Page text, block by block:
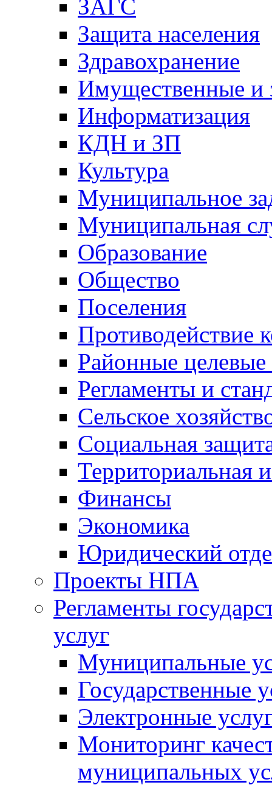
ЗАГС
Защита населения
Здравохранение
Имущественные и
Информатизация
КДН и ЗП
Культура
Муниципальное
Муниципальная
Образование
Общество
Поселения
Противодействие
Районные
Регламенты и
Сельское
Социальная
Территориальная
Финансы
Экономика
Юридический
Проекты НПА
Регламенты
услуг
Муниципальные
Государственные
Электронные
Мониторинг
муниципальных